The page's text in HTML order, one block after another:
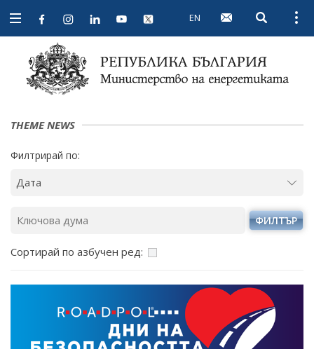
Open
navigation
EN Open
THEME NEWS
Филтрирай по:
ФИЛТЪР
Сортирай по азбучен ред: